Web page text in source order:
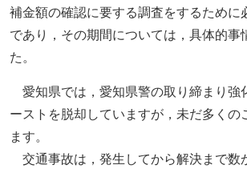
補金額の確認に要する調査をするため
であり，その期間については，具体的
た。
愛知県では，愛知県警の取り締まり強
ーストを脱却していますが，未だ多く
ます。
交通事故は，発生してから解決まで